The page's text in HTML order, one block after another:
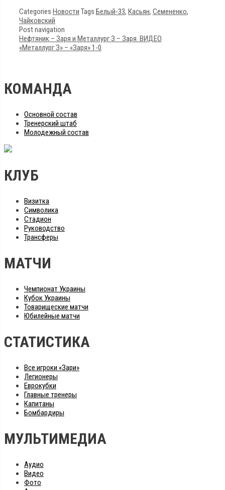
Categories Новости Tags Белый-33, Касьян, Семененко,
Чайковский
Post navigation
Нефтяник – Заря и Металлург З – Заря. ВИДЕО
«Металлург З» – «Заря» 1-0
КОМАНДА
Основной состав
Тренерский штаб
Молодежный состав
КЛУБ
Визитка
Символика
Стадион
Руководство
Трансферы
МАТЧИ
Чемпионат Украины
Кубок Украины
Товарищеские матчи
Юбилейные матчи
СТАТИСТИКА
Все игроки «Зари»
Легионеры
Еврокубки
Главные тренеры
Капитаны
Бомбардиры
МУЛЬТИМЕДИА
Аудио
Видео
Фото